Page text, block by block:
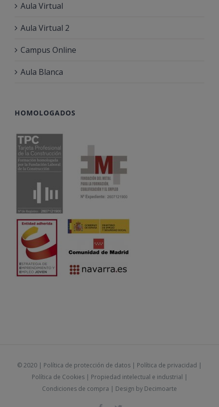
Aula Virtual
Aula Virtual 2
Campus Online
Aula Blanca
HOMOLOGADOS
© 2020 | Política de protección de datos | Política de privacidad |
Política de Cookies| Propiedad intelectual e industrial |
Condiciones de compra | Design by Decimoarte